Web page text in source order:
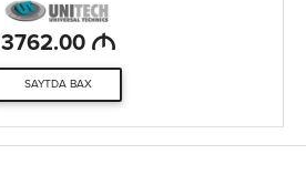
3762.00 M
SAYTDA BAX